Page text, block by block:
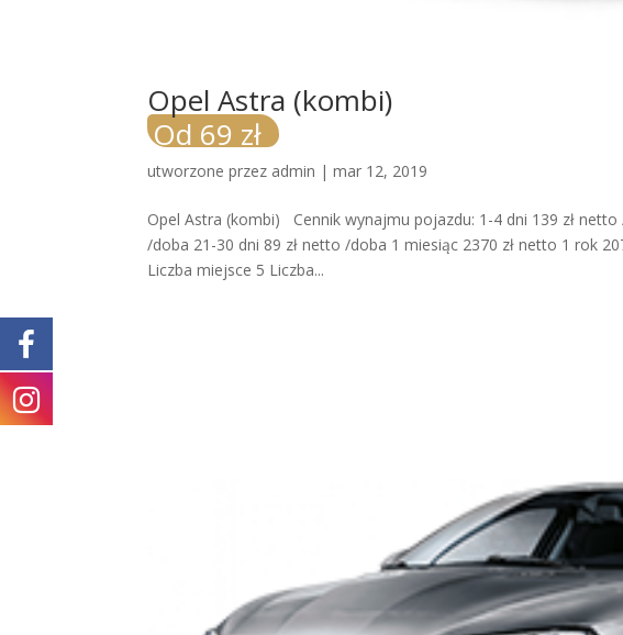
Opel Astra (kombi)
Od 69 zł
utworzone przez admin |mar 12, 2019
Opel Astra (kombi) Cennik wynajmu pojazdu: 1-4 dni 139 zł
/doba 21-30 dni 89 zł netto /doba 1 miesiąc 2370 zł netto 1 rok
Liczba miejsce 5 Liczba...